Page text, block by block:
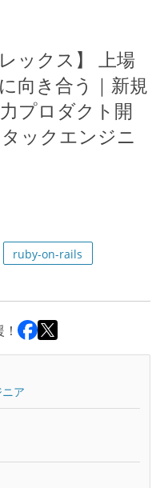
ックス】 上場
向き合う｜新規
プロダクト開
ックエンジニ
ruby-on-rails
ア